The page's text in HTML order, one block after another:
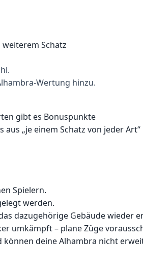
Schatz
Wertung hinzu.
gibt es Bonuspunkte
„je einem Schatz von jeder Art“
Spielern.
werden.
dazugehörige Gebäude wieder
umkämpft – plane Züge
können deine Alhambra nicht